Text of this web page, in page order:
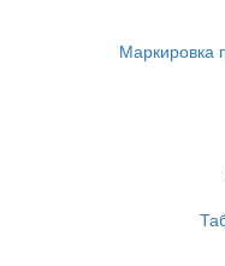
Маркировка